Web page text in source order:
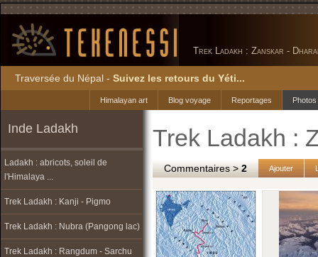
Trek Ladakh : Zanskar -
Traversée du Népal - Suivez les retours du Yéti...
Photos
Reportages
Blog voyage
Himalayan art
Inde Ladakh
Ladakh : abricots, soleil de
l'Himalaya ...
Trek Ladakh : Kanji - Pigmo
Trek Ladakh : Nubra (Pangong lac)
Trek Ladakh : Rangdum - Sarchu
Trek Ladakh :
Commentaires >2 Ajouter